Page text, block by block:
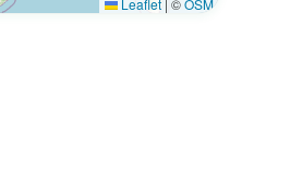
Leaflet | ©OSM